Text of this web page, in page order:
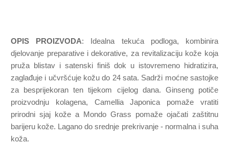
OPIS PROIZVODA: Idealna tekuća podloga, kombinira
djelovanje preparative i dekorative, za revitalizaciju kože koja
pruža blistav i satenski finiš dok u istovremeno hidratizira,
zaglađuje i učvršćuje kožu do 24 sata. Sadrži moćne sastojke
za besprijekoran ten tijekom cijelog dana. Ginseng potiče
proizvodnju kolagena, Camellia Japonica pomaže vratiti
prirodni sjaj kože a Mondo Grass pomaže ojačati zaštitnu
barijeru kože. Lagano do srednje prekrivanje - normalna i suha
koža.